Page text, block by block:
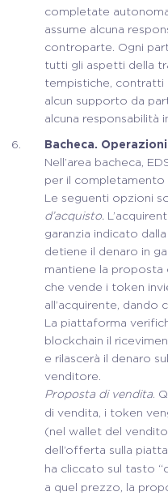
completate
assume alcuna
controparte. Ogni
tutti gli aspetti della
tempistiche, contratti
alcun supporto da
alcuna responsabilità
Bacheca.
Nell’area bacheca,
per il completamento
Le seguenti opzioni
d’acquisto.
garanzia indicato
detiene il denaro in
mantiene la proposta
che vende i token
all’acquirente, dando
La piattaforma
blockchain il
e rilascerà il denaro
venditore.
Proposta di vendita .
di vendita, i token
(nel wallet del
dell’offerta sulla
ha cliccato sul tasto
a quel prezzo, la